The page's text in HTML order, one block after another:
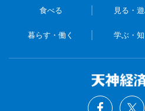
食べる 見る・
暮らす・働く 学ぶ・